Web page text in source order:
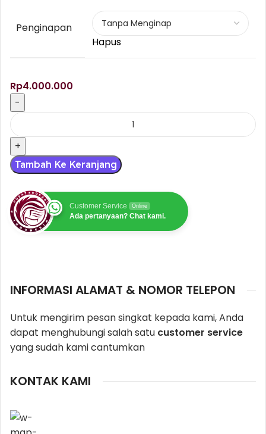
Penginapan
Hapus
Rp4.000.000
Tambah Ke Keranjang
Customer Service Online
Ada pertanyaan? Chat kami.
INFORMASI ALAMAT & NOMOR TELEPON
Untuk mengirim pesan singkat kepada kami, Anda
dapat menghubungi salah satu customer service
yang sudah kami cantumkan
KONTAK KAMI